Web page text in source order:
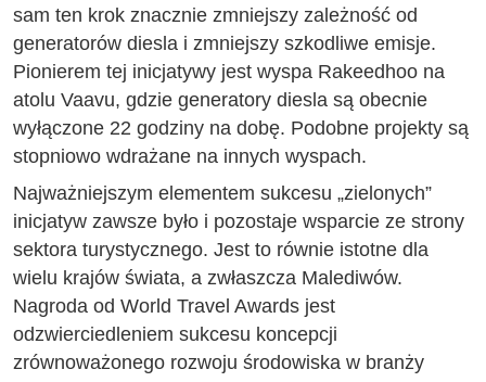
sam ten krok znacznie zmniejszy zależność od
generatorów diesla i zmniejszy szkodliwe emisje.
Pionierem tej inicjatywy jest wyspa Rakeedhoo na
atolu Vaavu, gdzie generatory diesla są obecnie
wyłączone 22 godziny na dobę. Podobne projekty są
stopniowo wdrażane na innych wyspach.
Najważniejszym elementem sukcesu „zielonych”
inicjatyw zawsze było i pozostaje wsparcie ze strony
sektora turystycznego. Jest to równie istotne dla
wielu krajów świata, a zwłaszcza Malediwów.
Nagroda od World Travel Awards jest
odzwierciedleniem sukcesu koncepcji
zrównoważonego rozwoju środowiska w branży